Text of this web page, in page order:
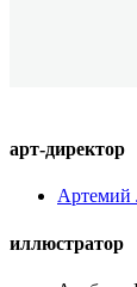
арт-директор
Артемий
иллюстратор